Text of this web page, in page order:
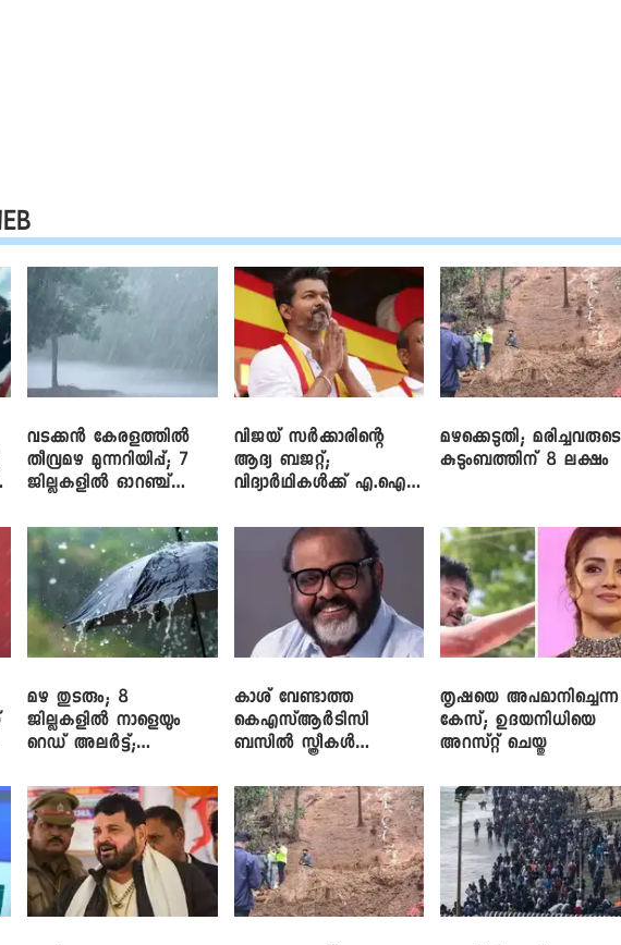
വടക്കൻ കേരളത്തിൽ
തീവ്രമഴ മുന്നറിയിപ്പ്; 7
ജില്ലകളിൽ ഓറഞ്ച്
വിജയ് സർക്കാരിന്റെ
ആദ്യ ബജറ്റ്;
വിദ്യാർഥികൾക്ക് എ.ഐ
ലാപ്ടോപ്പുകളും
മഴക്കെടുതി; മരിച്ചവരുടെ
കുടുംബത്തിന് 8 ലക്ഷം
മഴ തുടരും; 8
ജില്ലകളിൽ നാളെയും
റെഡ് അലർട്ട്;
അലർട്ട്
കാശ് വേണ്ടാത്ത
കെഎസ്ആർടിസി
ബസിൽ സ്ത്രീകൾ
ജോൺ
തൃഷയെ അപമാനിച്ചെന്ന
കേസ്; ഉദയനിധിയെ
അറസ്റ്റ് ചെയ്തു